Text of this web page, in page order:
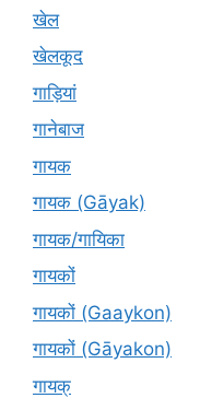
खेल
खेलकूद
गाड़ियां
गानेबाज
गायक
गायक (Gāyak)
गायक/गायिका
गायकों
गायकों (Gaaykon)
गायकों (Gāyakon)
गायक्